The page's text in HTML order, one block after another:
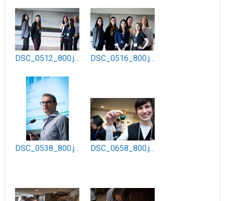
DSC_0512_800.jpg DSC_0516_800.jpg
DSC_0538_800.jpg DSC_0658_800.jpg